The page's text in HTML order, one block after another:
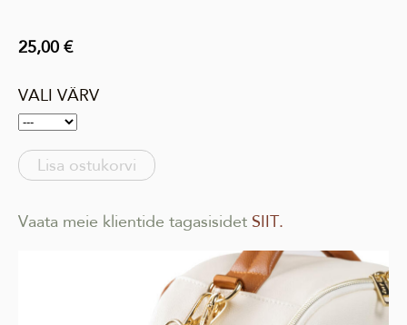
25,00 €
VALI VÄRV
Lisa ostukorvi
Vaata meie klientide tagasisidet SIIT.